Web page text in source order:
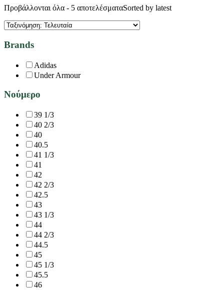
Προβάλλονται όλα - 5 αποτελέσματαSorted by latest
Brands
Adidas
Under Armour
Νούμερο
39 1/3
40 2/3
40
40.5
41 1/3
41
42
42 2/3
42.5
43
43 1/3
44
44 2/3
44.5
45
45 1/3
45.5
46